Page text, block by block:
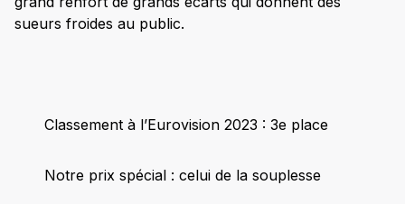
sueurs froides au public.
Classement à l’Eurovision 2023 : 3e place
Notre prix spécial : celui de la souplesse